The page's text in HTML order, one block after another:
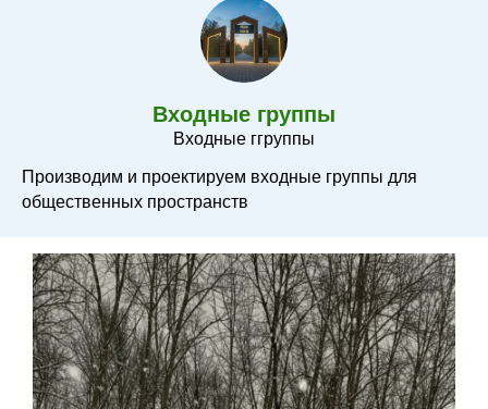
Входные группы
Входные ггруппы
Производим и проектируем входные группы для
общественных пространств